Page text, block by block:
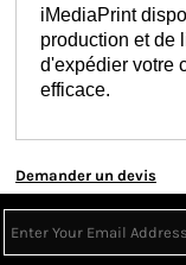
iMediaPrint
production et de
d'expédier votre
efficace.
Demander un devis